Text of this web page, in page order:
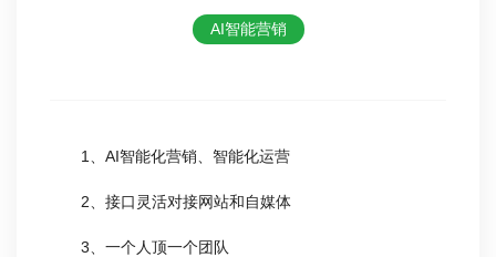
AI智能营销
1、AI智能化营销、智能化运营
2、接口灵活对接网站和自媒体
3、一个人顶一个团队